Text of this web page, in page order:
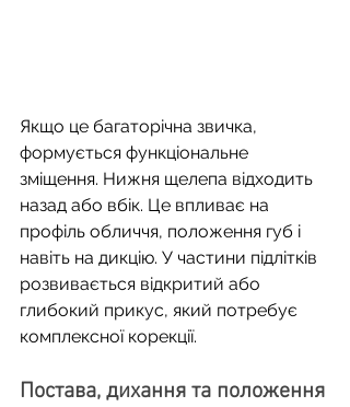
Якщо це багаторічна звичка,
формується функціональне
зміщення. Нижня щелепа відходить
назад або вбік. Це впливає на
профіль обличчя, положення губ і
навіть на дикцію. У частини підлітків
розвивається відкритий або
глибокий прикус, який потребує
комплексної корекції.
Постава, дихання та положення